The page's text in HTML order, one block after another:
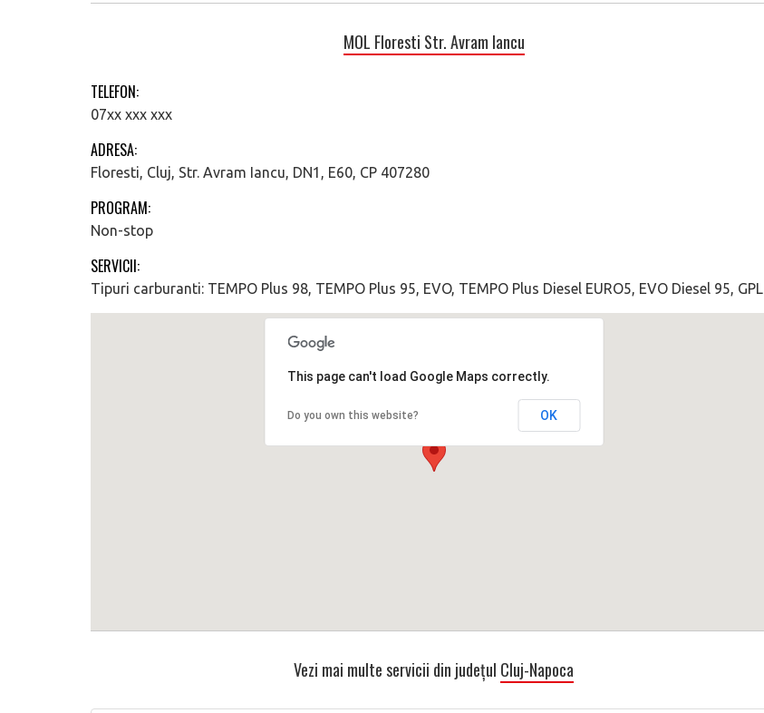
MOL Floresti Str. Avram Iancu
TELEFON:
07xx xxx xxx
ADRESA:
Floresti, Cluj, Str. Avram Iancu, DN1, E60, CP 407280
PROGRAM:
Non-stop
SERVICII:
Tipuri carburanti: TEMPO Plus 98, TEMPO Plus 95, EVO, TEMPO Plus Diesel EURO5, EVO Diesel 95, GPL
This page can't load Google Maps correctly.
Do you own this website? OK
Vezi mai multe servicii din județul Cluj-Napoca